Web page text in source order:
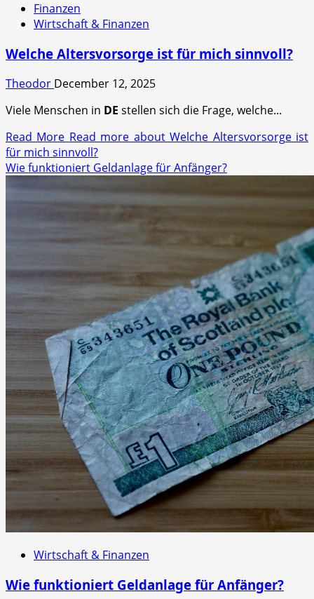
Finanzen
Wirtschaft & Finanzen
Welche Altersvorsorge ist für mich sinnvoll?
Theodor December 12, 2025
Viele Menschen in DE stellen sich die Frage, welche...
Read More Read more about Welche Altersvorsorge ist
für mich sinnvoll?
Wie funktioniert Geldanlage für Anfänger?
Wirtschaft & Finanzen
Wie funktioniert Geldanlage für Anfänger?